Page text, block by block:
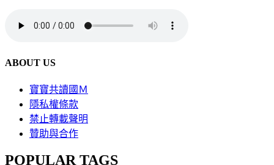
ABOUT US
寶寶共讀國Ｍ
隱私權條款
禁止轉載聲明
贊助與合作
POPULAR TAGS